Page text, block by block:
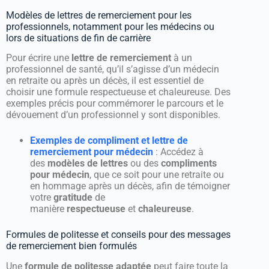
Modèles de lettres de remerciement pour les
professionnels, notamment pour les médecins ou
lors de situations de fin de carrière
Pour écrire une lettre de remerciement à un
professionnel de santé, qu’il s’agisse d’un médecin
en retraite ou après un décès, il est essentiel de
choisir une formule respectueuse et chaleureuse. Des
exemples précis pour commémorer le parcours et le
dévouement d’un professionnel y sont disponibles.
Exemples de compliment et lettre de
remerciement pour médecin : Accédez à
des modèles de lettres ou des compliments
pour médecin, que ce soit pour une retraite ou
en hommage après un décès, afin de témoigner
votre gratitude de
manière respectueuse et chaleureuse.
Formules de politesse et conseils pour des messages
de remerciement bien formulés
Une formule de politesse adaptée peut faire toute la